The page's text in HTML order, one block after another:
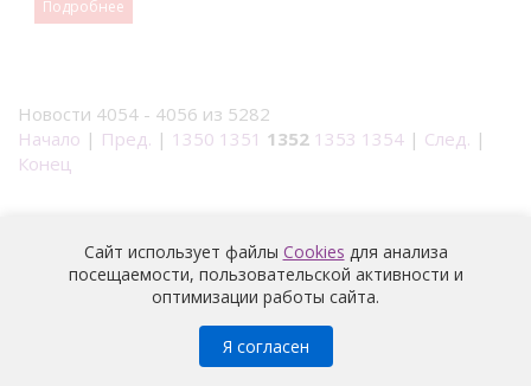
Подробнее
Новости 4054 - 4056 из 5282
Начало | Пред. | 1350 1351 1352 1353 1354 | След. |
Конец
© 2026 | Политика конфиденциальности
Сайт использует файлы Cookies для анализа
посещаемости, пользовательской активности и
оптимизации работы сайта.
Я согласен